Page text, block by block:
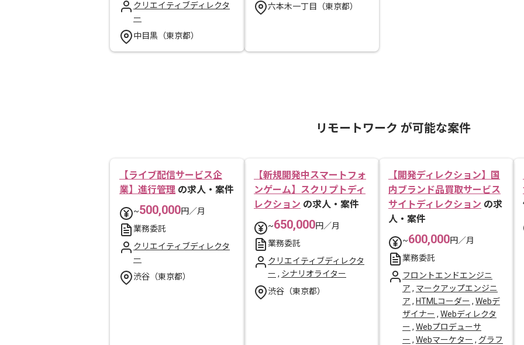
クリエイティブディレクタ
ー
中目黒（東京都）
六本木一丁目（東京都）
リモートワーク が可能な案件
【ライブ配信サービス企
業】進行管理 の求人・案件
~500,000円／月
業務委託
クリエイティブディレクタ
ー
渋谷（東京都）
【新規開発中スマートフォ
ンゲーム】スクリプトディ
レクション の求人・案件
~650,000円／月
業務委託
クリエイティブディレクタ
ー , シナリオライター
渋谷（東京都）
【開発ディレクション】国
内ブランド品買取サービス
サイトディレクション の求
人・案件
~600,000円／月
業務委託
フロントエンドエンジニ
ア , マークアップエンジニ
ア , HTMLコーダー , Webデ
ザイナー , Webディレクタ
ー , Webプロデューサ
ー , Webマーケター , グラフ